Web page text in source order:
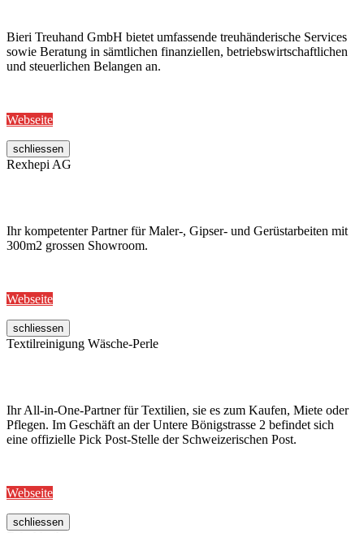
Bieri Treuhand GmbH bietet umfassende treuhänderische Services
sowie Beratung in sämtlichen finanziellen, betriebswirtschaftlichen
und steuerlichen Belangen an.
Webseite
schliessen
Rexhepi AG
Ihr kompetenter Partner für Maler-, Gipser- und Gerüstarbeiten mit
300m2 grossen Showroom.
Webseite
schliessen
Textilreinigung Wäsche-Perle
Ihr All-in-One-Partner für Textilien, sie es zum Kaufen, Miete oder
Pflegen. Im Geschäft an der Untere Bönigstrasse 2 befindet sich
eine offizielle Pick Post-Stelle der Schweizerischen Post.
Webseite
schliessen